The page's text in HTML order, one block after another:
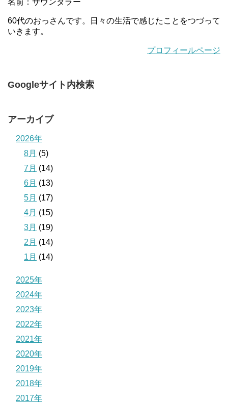
名前：サウンタラー
60代のおっさんです。日々の生活で感じたことをつづって
いきます。
プロフィールページ
Googleサイト内検索
アーカイブ
2026年
8月 (5)
7月 (14)
6月 (13)
5月 (17)
4月 (15)
3月 (19)
2月 (14)
1月 (14)
2025年
2024年
2023年
2022年
2021年
2020年
2019年
2018年
2017年